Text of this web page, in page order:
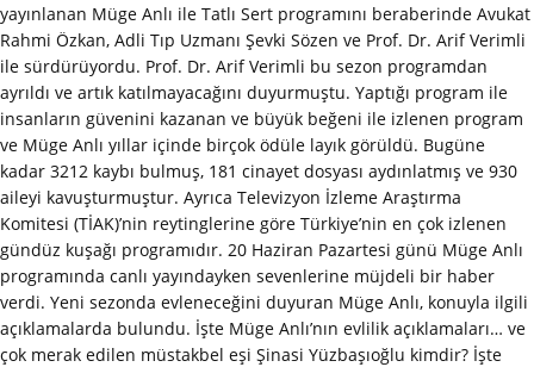
yayınlanan Müge Anlı ile Tatlı Sert programını beraberinde Avukat
Rahmi Özkan, Adli Tıp Uzmanı Şevki Sözen ve Prof. Dr. Arif Verimli
ile sürdürüyordu. Prof. Dr. Arif Verimli bu sezon programdan
ayrıldı ve artık katılmayacağını duyurmuştu. Yaptığı program ile
insanların güvenini kazanan ve büyük beğeni ile izlenen program
ve Müge Anlı yıllar içinde birçok ödüle layık görüldü. Bugüne
kadar 3212 kaybı bulmuş, 181 cinayet dosyası aydınlatmış ve 930
aileyi kavuşturmuştur. Ayrıca Televizyon İzleme Araştırma
Komitesi (TİAK)’nin reytinglerine göre Türkiye’nin en çok izlenen
gündüz kuşağı programıdır. 20 Haziran Pazartesi günü Müge Anlı
programında canlı yayındayken sevenlerine müjdeli bir haber
verdi. Yeni sezonda evleneceğini duyuran Müge Anlı, konuyla ilgili
açıklamalarda bulundu. İşte Müge Anlı’nın evlilik açıklamaları… ve
çok merak edilen müstakbel eşi Şinasi Yüzbaşıoğlu kimdir? İşte